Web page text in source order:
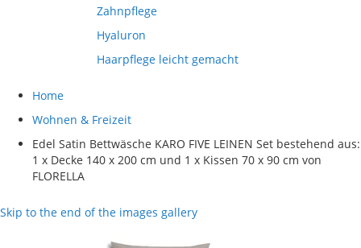
Zahnpflege
Hyaluron
Haarpflege leicht gemacht
Home
Wohnen & Freizeit
Edel Satin Bettwäsche KARO FIVE LEINEN Set bestehend aus:
1 x Decke 140 x 200 cm und 1 x Kissen 70 x 90 cm von
FLORELLA
Skip to the end of the images gallery